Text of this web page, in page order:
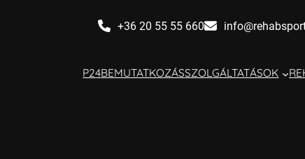
+36 20 55 55 660
P24BEMUTATKOZÁSSZOLGÁLTATÁSOK